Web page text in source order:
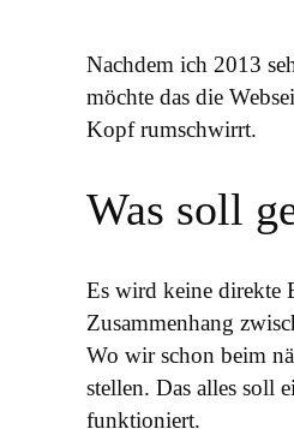
Nachdem ich 2013
möchte das die
Kopf rumschwirrt.
Was soll
Es wird keine direkte
Zusammenhang
Wo wir schon beim
stellen. Das alles soll
funktioniert.